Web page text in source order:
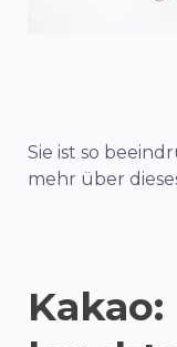
Sie ist so
mehr über
Kakao: